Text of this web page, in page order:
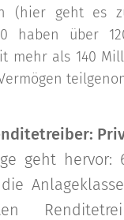
(hier geht es
haben über
mehr als 140
geht hervor: